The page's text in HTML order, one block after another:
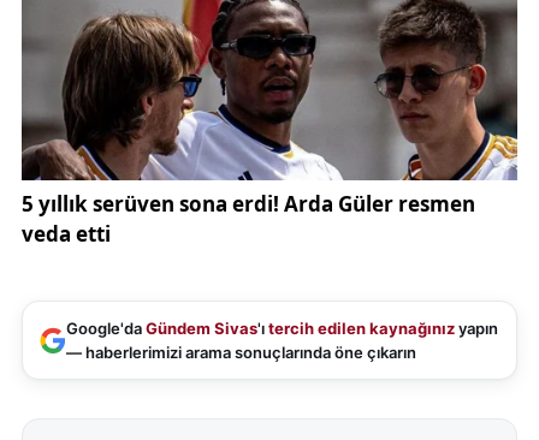
Google'daGündem Sivas'ıtercih edilen kaynağınızyapın
— haberlerimizi arama sonuçlarında öne çıkarın